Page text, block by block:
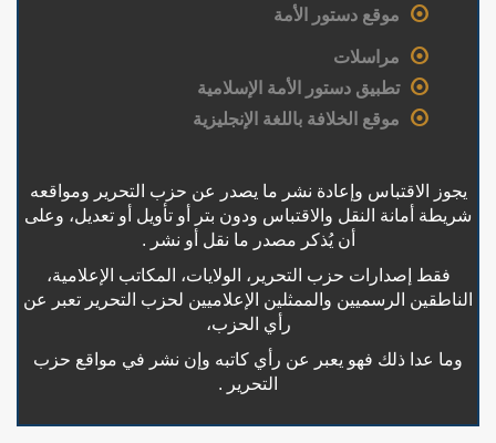
موقع دستور الأمة
مراسلات
تطبيق دستور الأمة الإسلامية
موقع الخلافة باللغة الإنجليزية
يجوز الاقتباس وإعادة نشر ما يصدر عن حزب التحرير ومواقعه
شريطة أمانة النقل والاقتباس ودون بتر أو تأويل أو تعديل، وعلى
أن يُذكر مصدر ما نقل أو نشر .
فقط إصدارات حزب التحرير، الولايات، المكاتب الإعلامية،
الناطقين الرسميين والممثلين الإعلاميين لحزب التحرير تعبر عن
رأي الحزب،
وما عدا ذلك فهو يعبر عن رأي كاتبه وإن نشر في مواقع حزب
التحرير .